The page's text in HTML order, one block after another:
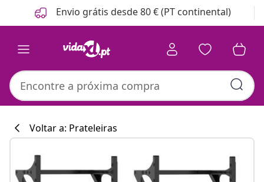
Anterior
Seguinte Envio grátis desde 80 € (PT continental)
Voltar a: Prateleiras